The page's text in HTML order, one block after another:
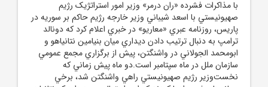
با مذاکرات فشرده «ران درمر» وزير امور استراتژيک رژيم
صهيونيستي با اسعد شيباني وزير خارجه رژيم حاکم بر سوريه در
پاريس، روزنامه عبري «معاريو» در خبري اعلام کرد که دونالد
ترامپ به دنبال ترتيب دادن ديداري ميان بنيامين نتانياهو و
ابومحمد الجولاني در واشنگتن، پيش از برگزاري مجمع عمومي
سازمان ملل در ماه سپتامبر است.دو ماه پيش زماني که
نخست‌وزير رژيم صهيونيستي راهي واشنگتن شد، برخي